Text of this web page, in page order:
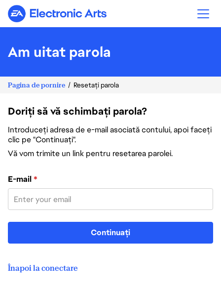
Electronic Arts
Am uitat parola
Pagina de pornire Resetați parola
Doriți să vă schimbați parola?
Introduceți adresa de e-mail asociată contului, apoi faceți
clic pe "Continuați".
Vă vom trimite un link pentru resetarea parolei.
Resetați parola cu adresa de e-mail
E-mail*
Continuați
Înapoi la conectare